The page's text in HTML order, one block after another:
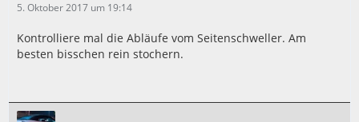
5. Oktober 2017 um 19:14
Kontrolliere mal die Abläufe vom Seitenschweller. Am
besten bisschen rein stochern.